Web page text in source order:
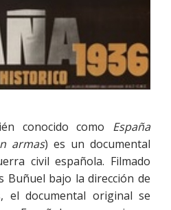
conocido como España
armas) es un documental
civil española. Filmado
Buñuel bajo la dirección de
el documental original se